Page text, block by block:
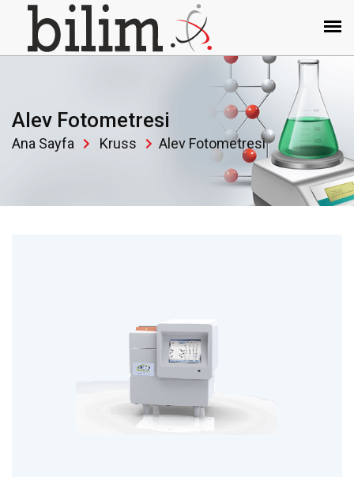
Alev Fotometresi
Ana Sayfa Kruss Alev Fotometresi